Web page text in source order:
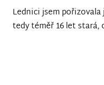
Lednici jsem pořizovala
tedy téměř 16 let stará,